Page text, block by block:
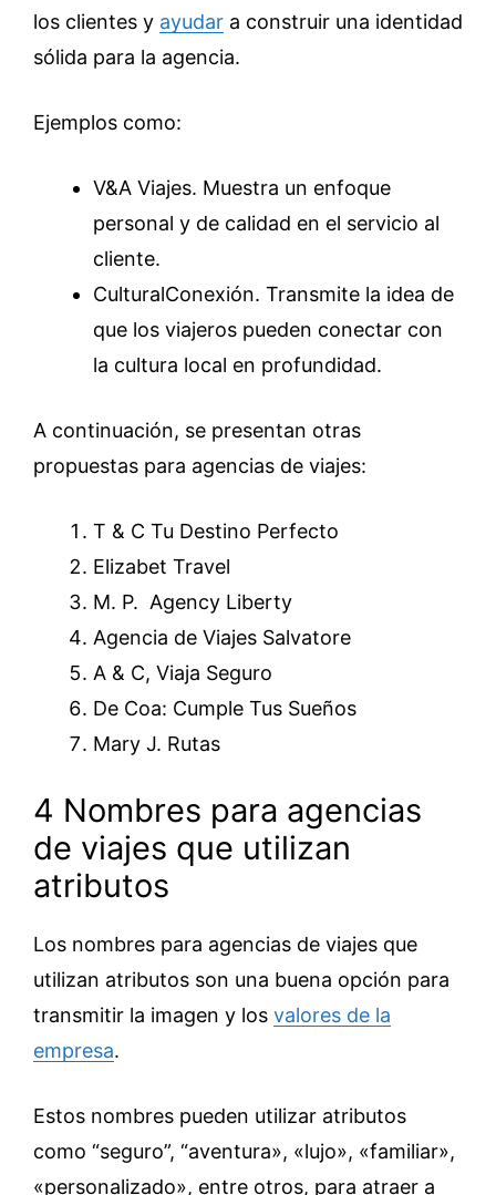
los clientes y ayudar a construir una identidad
sólida para la agencia.
Ejemplos como:
V&A Viajes. Muestra un enfoque
personal y de calidad en el servicio al
cliente.
CulturalConexión. Transmite la idea de
que los viajeros pueden conectar con
la cultura local en profundidad.
A continuación, se presentan otras
propuestas para agencias de viajes:
T & C Tu Destino Perfecto
Elizabet Travel
M. P. Agency Liberty
Agencia de Viajes Salvatore
A & C, Viaja Seguro
De Coa: Cumple Tus Sueños
Mary J. Rutas
4 Nombres para agencias
de viajes que utilizan
atributos
Los nombres para agencias de viajes que
utilizan atributos son una buena opción para
transmitir la imagen y los valores de la
empresa.
Estos nombres pueden utilizar atributos
como “seguro”, “aventura», «lujo», «familiar»,
«personalizado», entre otros, para atraer a